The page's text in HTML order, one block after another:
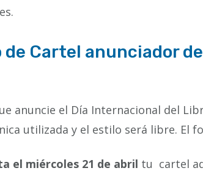
de Cartel anunciador
anuncie el Día Internacional del
utilizada y el estilo será libre. El
el miércoles 21 de abril tu cartel